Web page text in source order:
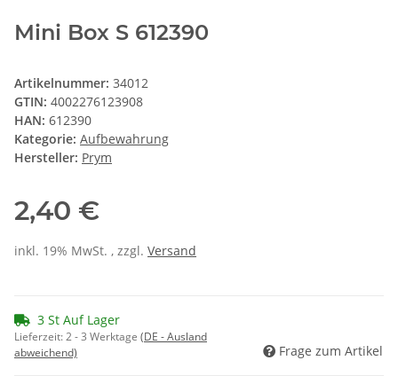
Mini Box S 612390
Artikelnummer: 34012
GTIN: 4002276123908
HAN: 612390
Kategorie: Aufbewahrung
Hersteller: Prym
2,40 €
inkl. 19% MwSt. , zzgl. Versand
3 St Auf Lager
Lieferzeit:2 - 3 Werktage (DE - Ausland
abweichend)
Frage zum Artikel